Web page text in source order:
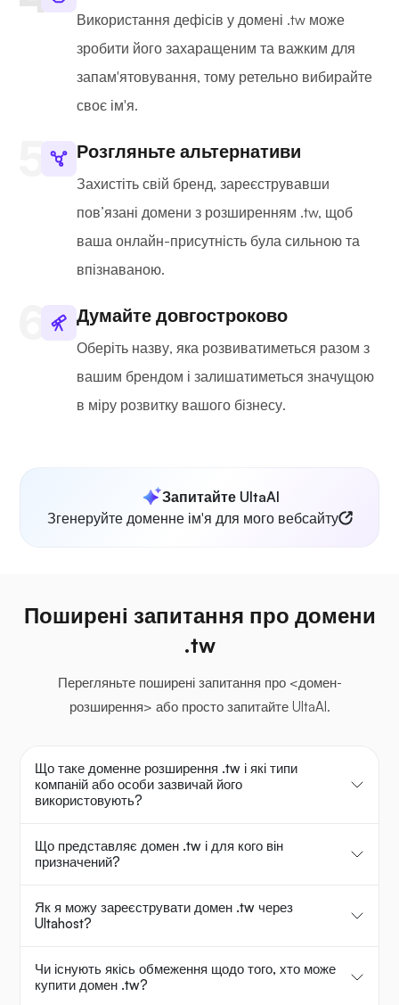
Використання дефісів у домені .tw може
зробити його захаращеним та важким для
запам'ятовування, тому ретельно вибирайте
своє ім'я.
Розгляньте альтернативи
Захистіть свій бренд, зареєструвавши
пов’язані домени з розширенням .tw, щоб
ваша онлайн-присутність була сильною та
впізнаваною.
Думайте довгостроково
Оберіть назву, яка розвиватиметься разом з
вашим брендом і залишатиметься значущою
в міру розвитку вашого бізнесу.
Запитайте UltaAI
Згенеруйте доменне ім'я для мого вебсайту
Поширені запитання про домени
.tw
Перегляньте поширені запитання про <домен-
розширення> або просто запитайте UltaAI.
Що таке доменне розширення .tw і які типи
компаній або особи зазвичай його
використовують?
Що представляє домен .tw і для кого він
призначений?
Як я можу зареєструвати домен .tw через
Ultahost?
Чи існують якісь обмеження щодо того, хто може
купити домен .tw?